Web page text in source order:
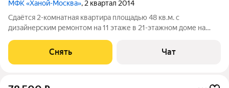
МФК «Ханой-Москва», 2 квартал 2014
Сдаётся 2-комнатная квартира площадью 48 кв.м. с
дизайнерским ремонтом на 11 этаже в 21-этажном доме на
выходят на улицу. Есть
Снять Чат